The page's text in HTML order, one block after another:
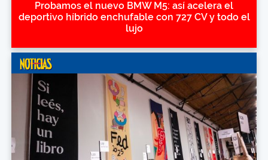
Probamos el nuevo BMW M5: así acelera el
deportivo híbrido enchufable con 727 CV y todo el
lujo